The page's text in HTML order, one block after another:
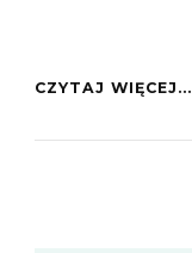
CZYTAJ WIĘCEJ...